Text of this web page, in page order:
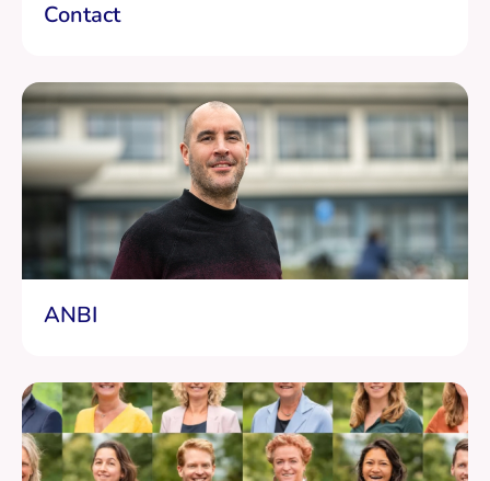
Contact
ANBI